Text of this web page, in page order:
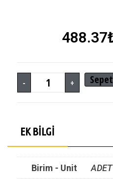
488.37
- +
EK BILGI
Birim - Unit ADET